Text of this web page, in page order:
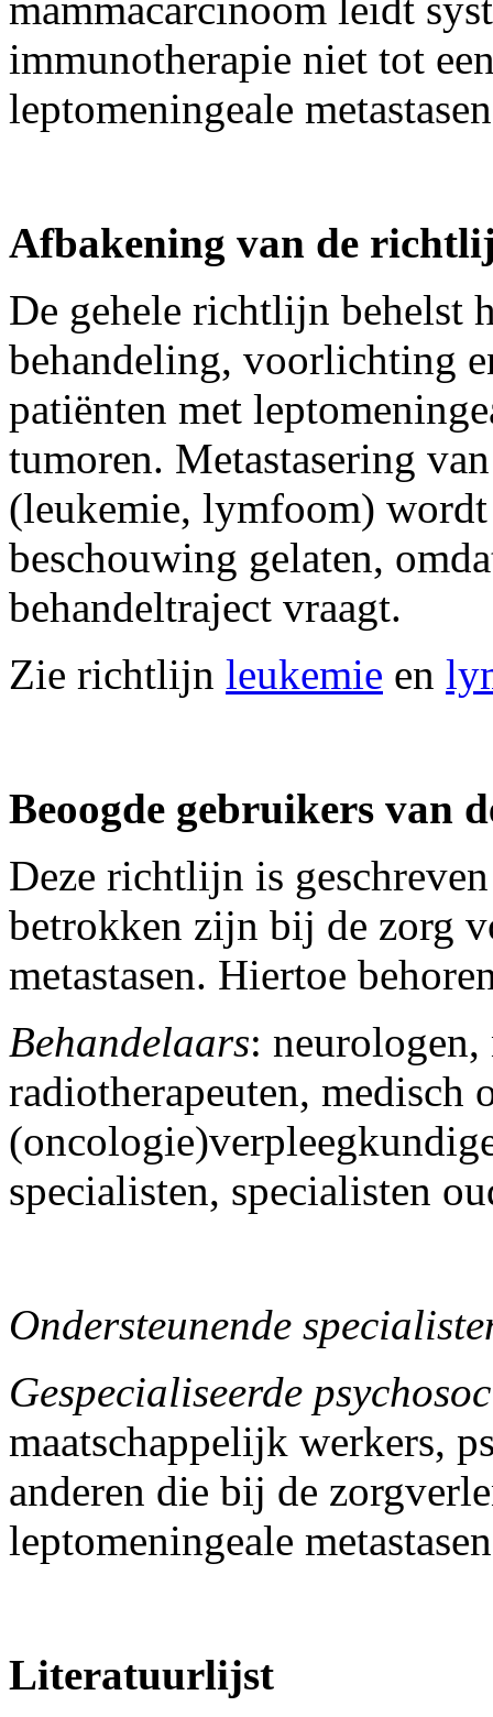
mammacarcinoom leidt
immunotherapie niet tot
leptomeningeale
Afbakening van de
De gehele richtlijn behelst
behandeling, voorlichting
patiënten met
tumoren. Metastasering
(leukemie, lymfoom)
beschouwing gelaten,
behandeltraject vraagt.
Zie richtlijn leukemie en
Beoogde gebruikers van
Deze richtlijn is
betrokken zijn bij de zorg
metastasen. Hiertoe
Behandelaars:
radiotherapeuten, medisch
specialisten, specialisten
Ondersteunende
Gespecialiseerde
maatschappelijk werkers,
anderen die bij de
leptomeningeale
Literatuurlijst